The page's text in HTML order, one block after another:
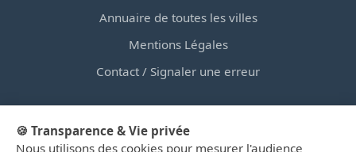
Annuaire de toutes les villes
Mentions Légales
Contact / Signaler une erreur
🍪 Transparence & Vie privée
Nous utilisons des cookies pour mesurer l'audience